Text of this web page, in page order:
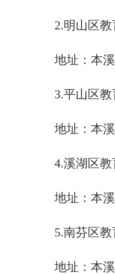
2.明山区教
地址：本
3.平山区教
地址：本
4.溪湖区教
地址：本
5.南芬区教
地址：本